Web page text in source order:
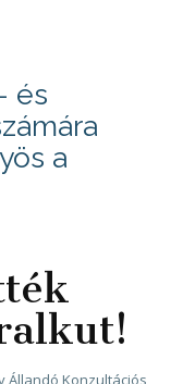
és
a
Állandó Konzultációs